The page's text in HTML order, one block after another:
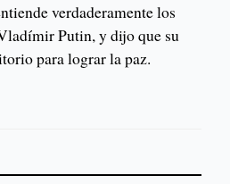
verdaderamente los
Putin, y dijo que su
para lograr la paz.